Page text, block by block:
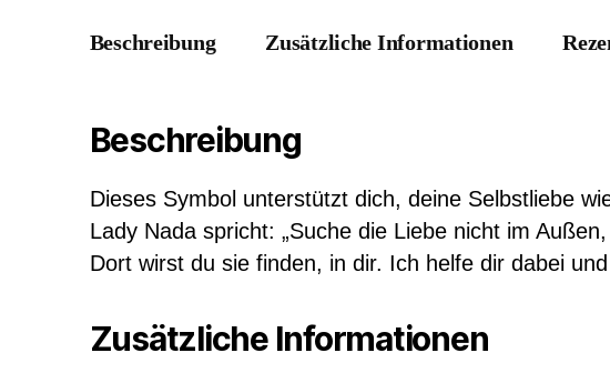
Beschreibung Zusätzliche Informationen
Beschreibung
Dieses Symbol unterstützt dich, deine Selbstliebe
Lady Nada spricht: „Suche die Liebe nicht im
Dort wirst du sie finden, in dir. Ich helfe dir dabei
Zusätzliche Informationen